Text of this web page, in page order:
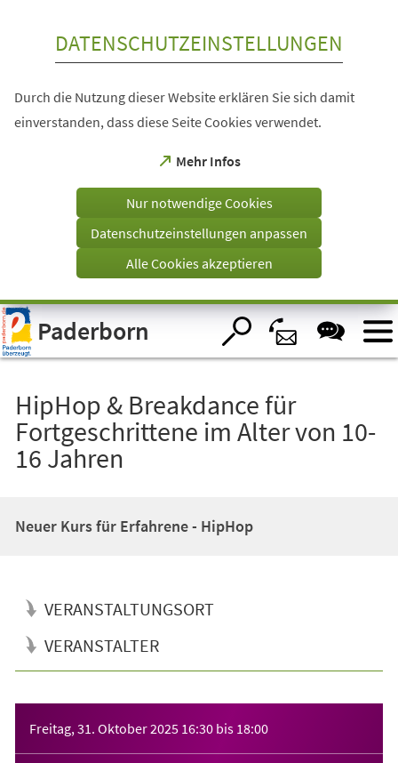
Visuelle
Assistenzsoftware
öffnen.
DATENSCHUTZEINSTELLUNGEN
Durch die Nutzung dieser Website erklären Sie sich damit
einverstanden, dass diese Seite Cookies verwendet.
Mehr Infos
(Öffnet
einem
Tab)
Nur notwendige Cookies
Datenschutzeinstellungen anpassen
Alle Cookies akzeptieren
Paderborn
HipHop & Breakdance für
Fortgeschrittene im Alter von 10-
16 Jahren
Neuer Kurs für Erfahrene - HipHop
VERANSTALTUNGSORT
VERANSTALTER
Freitag, 31. Oktober 2025 16:30 bis 18:00